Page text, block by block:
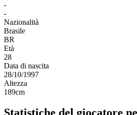
-
-
Nazionalità
Brasile
BR
Età
28
Data di nascita
28/10/1997
Altezza
189cm